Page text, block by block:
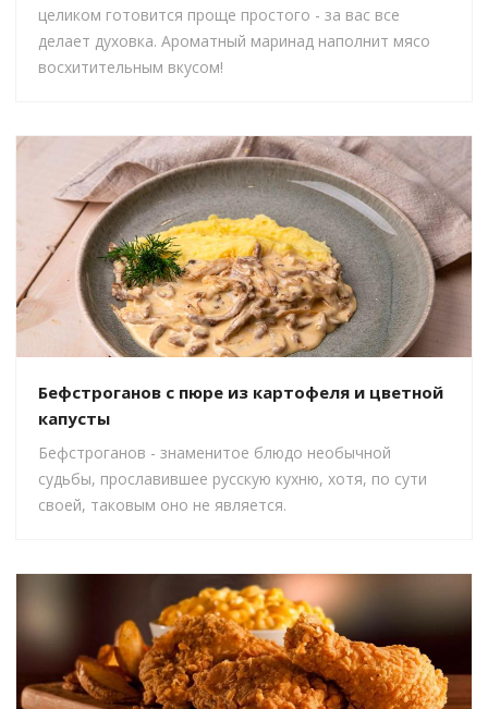
целиком готовится проще простого - за вас все
делает духовка. Ароматный маринад наполнит мясо
восхитительным вкусом!
Бефстроганов с пюре из картофеля и цветной
капусты
Бефстроганов - знаменитое блюдо необычной
судьбы, прославившее русскую кухню, хотя, по сути
своей, таковым оно не является.